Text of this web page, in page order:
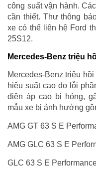
công suất vận hành.
cần thiết. Thư thông
xe có thể liên hệ Ford
25S12.
Mercedes-Benz triệu
Mercedes-Benz triệu
hiệu suất cao do lỗi
điện áp cao bị hỏng,
mẫu xe bị ảnh hưởng
AMG GT 63 S E
AMG GLC 63 S E
GLC 63 S E